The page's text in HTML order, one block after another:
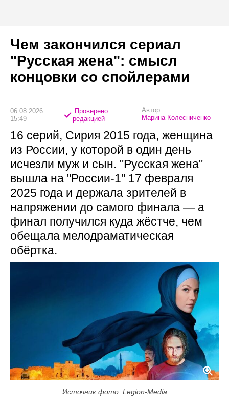
Чем закончился сериал
"Русская жена": смысл
концовки со спойлерами
06.08.2026
15:49
Проверено
редакцией
Автор:
Марина Колесниченко
16 серий, Сирия 2015 года, женщина
из России, у которой в один день
исчезли муж и сын. "Русская жена"
вышла на "России-1" 17 февраля
2025 года и держала зрителей в
напряжении до самого финала — а
финал получился куда жёстче, чем
обещала мелодраматическая
обёртка.
Источник фото: Legion-Media